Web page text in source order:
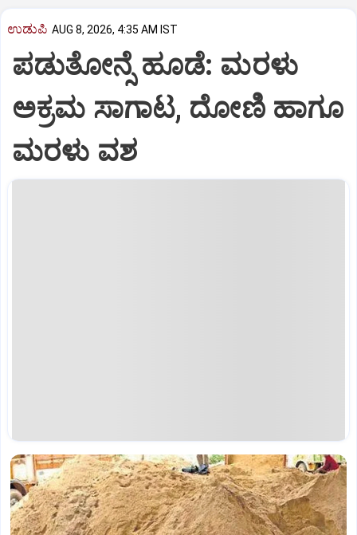
ಉಡುಪಿ AUG 8, 2026, 4:35 AM IST
ಪಡುತೋನ್ಸೆ ಹೂಡೆ: ಮರಳು
ಅಕ್ರಮ ಸಾಗಾಟ, ದೋಣಿ ಹಾಗೂ
ಮರಳು ವಶ